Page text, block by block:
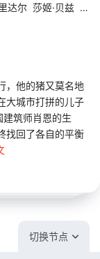
达尔 莎姬·贝兹 孙
他的猪又莫名地
大城市打拼的儿子
建筑师肖恩的生
找回了各自的平衡
切换节点